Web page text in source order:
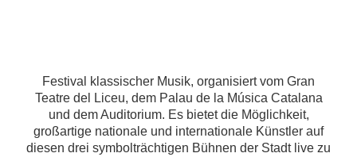
Festival klassischer Musik, organisiert vom Gran
Teatre del Liceu, dem Palau de la Música Catalana
und dem Auditorium. Es bietet die Möglichkeit,
großartige nationale und internationale Künstler auf
diesen drei symbolträchtigen Bühnen der Stadt live zu